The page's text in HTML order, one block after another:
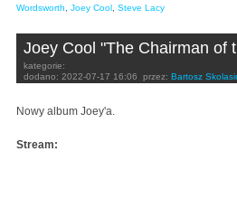
Wordsworth
Joey Cool Steve Lacy
Joey Cool "The Chairman of
kategorie:
dodano: 2022-07-17 16:06 przez: Bartosz
Nowy album Joey'a.
Stream: